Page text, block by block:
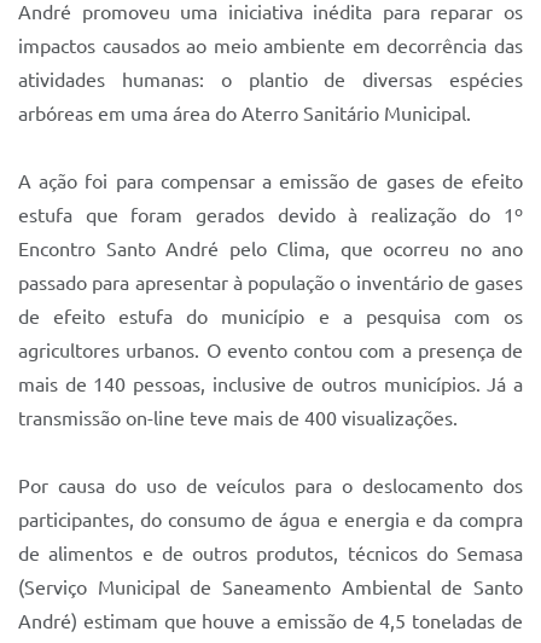
Quadra Fiscal
SIC
Sistema Colab
André promoveu uma iniciativa inédita para reparar os
impactos causados ao meio ambiente em decorrência das
atividades humanas: o plantio de diversas espécies
arbóreas em uma área do Aterro Sanitário Municipal.
A ação foi para compensar a emissão de gases de efeito
estufa que foram gerados devido à realização do 1º
Encontro Santo André pelo Clima, que ocorreu no ano
passado para apresentar à população o inventário de gases
de efeito estufa do município e a pesquisa com os
agricultores urbanos. O evento contou com a presença de
mais de 140 pessoas, inclusive de outros municípios. Já a
transmissão on-line teve mais de 400 visualizações.
Por causa do uso de veículos para o deslocamento dos
participantes, do consumo de água e energia e da compra
de alimentos e de outros produtos, técnicos do Semasa
(Serviço Municipal de Saneamento Ambiental de Santo
André) estimam que houve a emissão de 4,5 toneladas de